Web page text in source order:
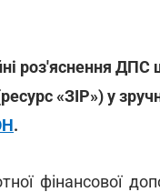
роз'яснення ДПС
«ЗІР») у
.
фінансової